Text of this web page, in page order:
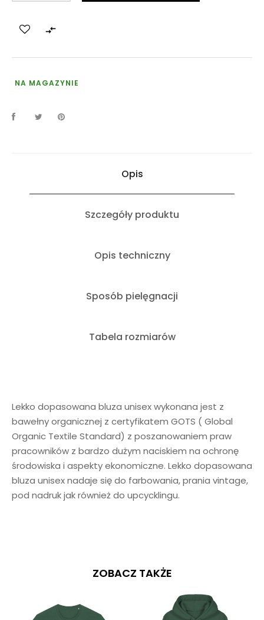

NA MAGAZYNIE
Opis
Szczegóły produktu
Opis techniczny
Sposób pielęgnacji
Tabela rozmiarów
Lekko dopasowana bluza unisex wykonana jest z
bawełny organicznej z certyfikatem GOTS ( Global
Organic Textile Standard) z poszanowaniem praw
pracowników z bardzo dużym naciskiem na ochronę
środowiska i aspekty ekonomiczne. Lekko dopasowana
bluza unisex nadaje się do farbowania, prania vintage,
pod nadruk jak również do upcycklingu.
ZOBACZ TAKŻE